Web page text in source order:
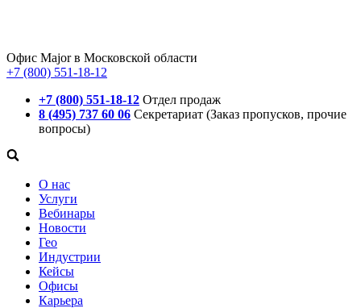
Офис Major в Московской области
+7 (800) 551-18-12
+7 (800) 551-18-12 Отдел продаж
8 (495) 737 60 06 Секретариат (Заказ пропусков, прочие
вопросы)
О нас
Услуги
Вебинары
Новости
Гео
Индустрии
Кейсы
Офисы
Карьера